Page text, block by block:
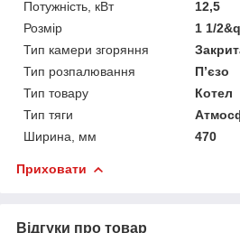
Потужність, кВт
12,5
Розмір
1 1/
Тип камери згоряння
Тип розпалювання
П’єзо
Тип товару
Котел
Тип тяги
Ширина, мм
470
Приховати
Відгуки про товар